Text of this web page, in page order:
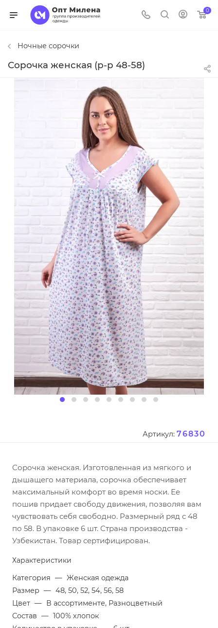
0
Ночные сорочки
Сорочка женская (р-р 48-58)
Артикул: 76830
Сорочка женская. Изготовленная из мягкого и
дышащего материала, сорочка обеспечивает
максимальный комфорт во время носки. Ее
пошив придает свободу движения, позволяя вам
чувствовать себя свободно. Размерный ряд с 48
по 58. В упаковке 6 шт. Страна производства -
Узбекистан. Товар сертифицирован.
Характеристики
Категория — Женская одежда
Размер — 48, 50, 52, 54, 56, 58
Цвет — В ассортименте, Разноцветный
Состав — 100% хлопок